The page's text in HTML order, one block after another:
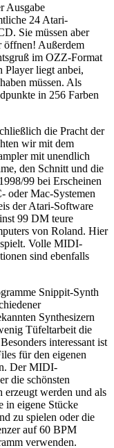
Ausgabe
24 Atari-
Sie müssen aber
öffnen! Außerdem
im OZZ-Format
Player liegt anbei,
müssen. Als
in 256 Farben
die Pracht der
wir mit dem
mit unendlich
den Schnitt und die
99 bei Erscheinen
oder Mac-Systemen
der Atari-Software
99 DM teure
von Roland. Hier
Volle MIDI-
sind ebenfalls
Snippit-Synth
Synthesizern
Tüfeltarbeit die
interessant ist
für den eigenen
Der MIDI-
die schönsten
erzeugt werden und als
in eigene Stücke
zu spielen oder die
auf 60 BPM
verwenden.